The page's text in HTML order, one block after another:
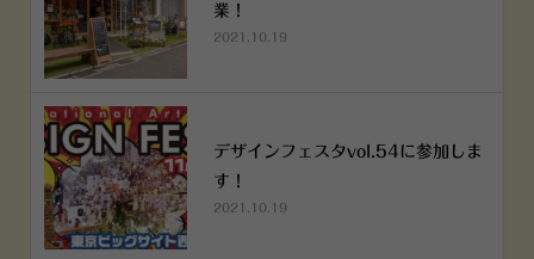
業！
2021.10.19
デザインフェスタvol.54に参加しま
す！
2021.10.19